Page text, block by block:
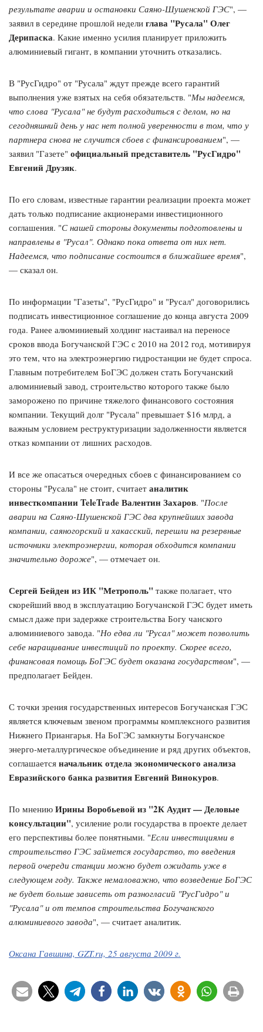
результате аварии и остановки Саяно-Шушенской ГЭС", —
заявил в середине прошлой недели глава "Русала" Олег
Дерипаска. Какие именно усилия планирует приложить
алюминиевый гигант, в компании уточнить отказались.
В "РусГидро" от "Русала" ждут прежде всего гарантий
выполнения уже взятых на себя обязательств. "Мы надеемся,
что слова "Русала" не будут расходиться с делом, но на
сегодняшний день у нас нет полной уверенности в том, что у
партнера снова не случится сбоев с финансированием", —
заявил "Газете" официальный представитель "РусГидро"
Евгений Друзяк.
По его словам, известные гарантии реализации проекта может
дать только подписание акционерами инвестиционного
соглашения. "С нашей стороны документы подготовлены и
направлены в "Русал". Однако пока ответа от них нет.
Надеемся, что подписание состоится в ближайшее время",
— сказал он.
По информации "Газеты", "РусГидро" и "Русал" договорились
подписать инвестиционное соглашение до конца августа 2009
года. Ранее алюминиевый холдинг настаивал на переносе
сроков ввода Богучанской ГЭС с 2010 на 2012 год, мотивируя
это тем, что на электроэнергию гидростанции не будет спроса.
Главным потребителем БоГЭС должен стать Богучанский
алюминиевый завод, строительство которого также было
заморожено по причине тяжелого финансового состояния
компании. Текущий долг "Русала" превышает $16 млрд, а
важным условием реструктуризации задолженности является
отказ компании от лишних расходов.
И все же опасаться очередных сбоев с финансированием со
стороны "Русала" не стоит, считает аналитик
инвесткомпании TeleTrade Валентин Захаров. "После
аварии на Саяно-Шушенской ГЭС два крупнейших завода
компании, саяногорский и хакасский, перешли на резервные
источники электроэнергии, которая обходится компании
значительно дороже", — отмечает он.
Сергей Бейден из ИК "Метрополь" также полагает, что
скорейший ввод в эксплуатацию Богучанской ГЭС будет иметь
смысл даже при задержке строительства Богу чанского
алюминиевого завода. "Но едва ли "Русал" может позволить
себе наращивание инвестиций по проекту. Скорее всего,
финансовая помощь БоГЭС будет оказана государством", —
предполагает Бейден.
С точки зрения государственных интересов Богучанская ГЭС
является ключевым звеном программы комплексного развития
Нижнего Приангарья. На БоГЭС замкнуты Богучанское
энерго-металлургическое объединение и ряд других объектов,
соглашается начальник отдела экономического анализа
Евразийского банка развития Евгений Винокуров.
По мнению Ирины Воробьевой из "2К Аудит — Деловые
консультации", усиление роли государства в проекте делает
его перспективы более понятными. "Если инвестициями в
строительство ГЭС займется государство, то введения
первой очереди станции можно будет ожидать уже в
следующем году. Также немаловажно, что возведение БоГЭС
не будет больше зависеть от разногласий "РусГидро" и
"Русала" и от темпов строительства Богучанского
алюминиевого завода", — считает аналитик.
Оксана Гавшина, GZT.ru, 25 августа 2009 г.